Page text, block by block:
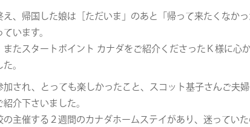
え、帰国した娘は［ただいま」のあと「帰って来たくなか
います。
たスタートポイント カナダをご紹介くださったＫ様に心か
。
加され、とっても楽しかったこと、スコット基子さんご
介下さいました。
主催する２週間のカナダホームステイがあり、迷ってい